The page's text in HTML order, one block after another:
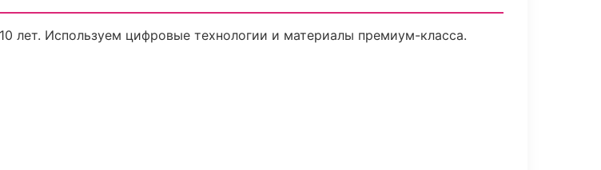
лет. Используем цифровые технологии и материалы премиум-класса.